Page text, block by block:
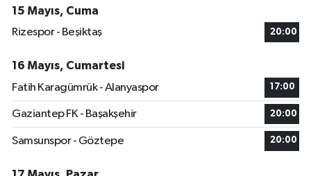
15 Mayıs, Cuma
Rizespor - Beşiktaş
20:00
16 Mayıs, Cumartesi
Fatih Karagümrük - Alanyaspor
17:00
Gaziantep FK - Başakşehir 20:00
Samsunspor - Göztepe 20:00